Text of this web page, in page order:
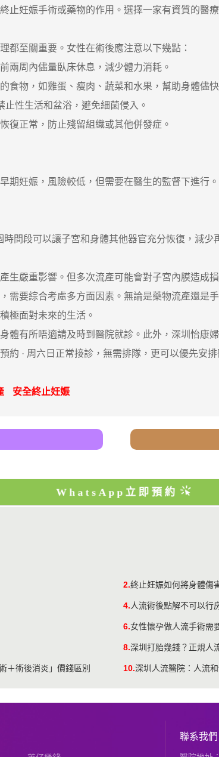
止妊娠手術或藥物的作用。選擇一家有資質的醫
至關重要。女性在術後應注意以下幾點：
周內儘量臥床休息，減少體力消耗。
物，如雞蛋、瘦肉、蔬菜和水果，幫助身體儘快
性生活和盆浴，避免細菌侵入。
正常，防止殘留組織或其他併發症。
妊娠，風險較低，但需要在醫生的監督下進行
段可以讓子宮和身體其他器官充分恢復，減少
嚴重影響。但多次流產可能會對子宮內膜造成損
要綜合考慮多方面因素。無論是藥物流產還是
極面對未來的生活。
有所唔適請及時到醫院就診。此外，深圳怡康
約 · ‎周六日正常接診，無需排隊，更可以優先安
安全終止妊娠
WhatsApp立即預約
2.終止妊娠如何將身體傷
4.人流術後點解不可以行
6.女性懷孕做人流手術需
8.深圳打胎幾錢？正規人
＋術後消炎」價錢區別 10.深圳人流醫院：人流
聯系我們